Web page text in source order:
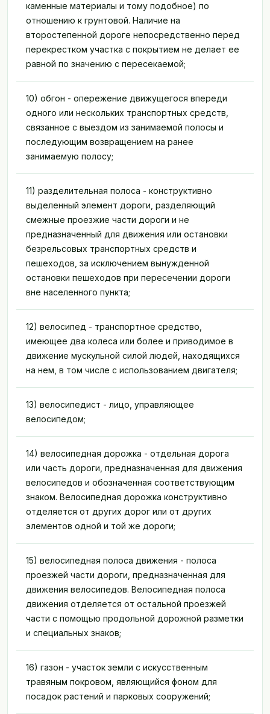
каменные материалы и тому подобное) по
отношению к грунтовой. Наличие на
второстепенной дороге непосредственно перед
перекрестком участка с покрытием не делает ее
равной по значению с пересекаемой;
10) обгон - опережение движущегося впереди
одного или нескольких транспортных средств,
связанное с выездом из занимаемой полосы и
последующим возвращением на ранее
занимаемую полосу;
11) разделительная полоса - конструктивно
выделенный элемент дороги, разделяющий
смежные проезжие части дороги и не
предназначенный для движения или остановки
безрельсовых транспортных средств и
пешеходов, за исключением вынужденной
остановки пешеходов при пересечении дороги
вне населенного пункта;
12) велосипед - транспортное средство,
имеющее два колеса или более и приводимое в
движение мускульной силой людей, находящихся
на нем, в том числе с использованием двигателя;
13) велосипедист - лицо, управляющее
велосипедом;
14) велосипедная дорожка - отдельная дорога
или часть дороги, предназначенная для движения
велосипедов и обозначенная соответствующим
знаком. Велосипедная дорожка конструктивно
отделяется от других дорог или от других
элементов одной и той же дороги;
15) велосипедная полоса движения - полоса
проезжей части дороги, предназначенная для
движения велосипедов. Велосипедная полоса
движения отделяется от остальной проезжей
части с помощью продольной дорожной разметки
и специальных знаков;
16) газон - участок земли с искусственным
травяным покровом, являющийся фоном для
посадок растений и парковых сооружений;